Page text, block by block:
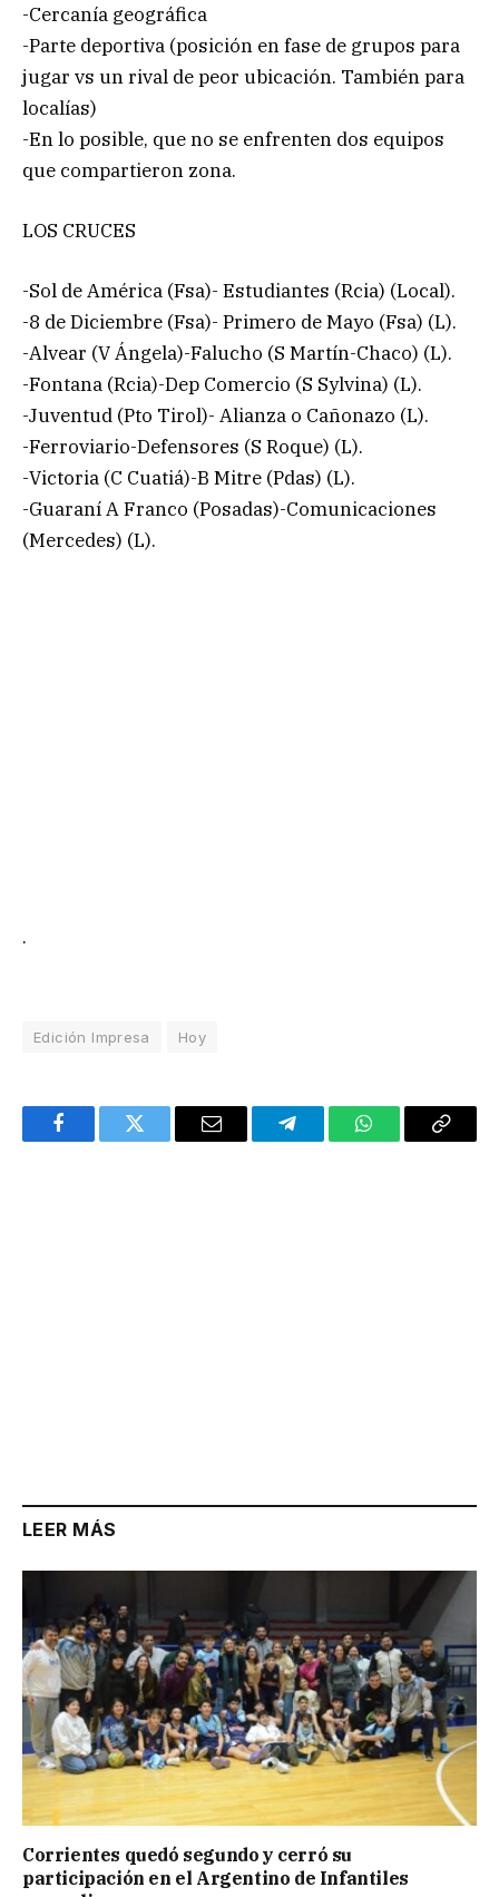
-Cercanía geográfica
-Parte deportiva (posición en fase de grupos para
jugar vs un rival de peor ubicación. También para
localías)
-En lo posible, que no se enfrenten dos equipos
que compartieron zona.
LOS CRUCES
-Sol de América (Fsa)- Estudiantes (Rcia) (Local).
-8 de Diciembre (Fsa)- Primero de Mayo (Fsa) (L).
-Alvear (V Ángela)-Falucho (S Martín-Chaco) (L).
-Fontana (Rcia)-Dep Comercio (S Sylvina) (L).
-Juventud (Pto Tirol)- Alianza o Cañonazo (L).
-Ferroviario-Defensores (S Roque) (L).
-Victoria (C Cuatiá)-B Mitre (Pdas) (L).
-Guaraní A Franco (Posadas)-Comunicaciones
(Mercedes) (L).
.
Edición Impresa Hoy
FacebookTwitter Email TelegramWhatsAppCopy
LEER MÁS
Corrientes quedó segundo y cerró su
participación en el Argentino de Infantiles